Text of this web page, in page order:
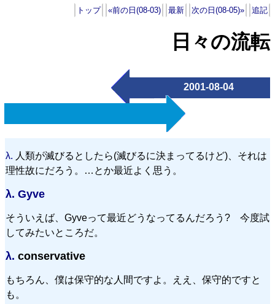
トップ «前の日(08-03) 最新 次の日(08-05)» 追記
日々の流転
2001-08-04
λ. 人類が滅びるとしたら(滅びるに決まってるけど)、それは
理性故にだろう。…とか最近よく思う。
λ. Gyve
そういえば、Gyveって最近どうなってるんだろう? 今度試
してみたいところだ。
λ. conservative
もちろん、僕は保守的な人間ですよ。ええ、保守的ですと
も。